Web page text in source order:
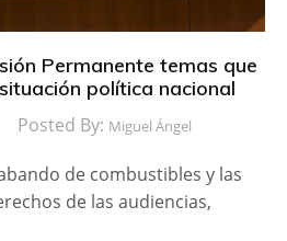
Permanente temas que
política nacional
Posted By: Miguel Ángel
de combustibles y las
de las audiencias,